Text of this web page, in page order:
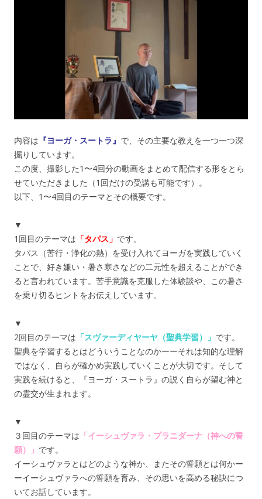
内容は 『ヨーガ・スートラ』 で、その主要な教えを一つ一つ深
掘りしています。
この度、撮影した1〜4回分の動画をまとめて配信する形をとら
せていただきました（1回だけの受講も可能です）。
以下、1〜4回目のテーマとその概要です。
▼
1回目のテーマは 「タパス」 です。
タパス（苦行・浄化の熱）を受け入れてヨーガを実践していく
ことで、好き嫌い・暑さ寒さなどの二元性を超えることができ
ると言われています。苦手意識を克服した体験談や、この暑さ
を乗り切るヒントをお伝えしています。
▼
2回目のテーマは 「スヴァーディヤーヤ（聖典学習）」 です。
聖典を学習するとはどういうことなのかーーそれは知的な理解
ではなく、自らが確かめ実践していくことが大切です。そして
実践を続けると、『ヨーガ・スートラ』の説く自らが望む神と
の霊交が生まれます。
▼
３回目のテーマは 「イーシュヴァラ・プラニダーナ（神への誓
願）」 です。
イーシュヴァラとはどのような神か、またその誓願とは何かー
ーイーシュヴァラへの誓願を育み、その思いを高める秘訣につ
いてお話しています。